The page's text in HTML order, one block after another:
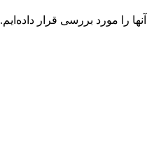
را مورد بررسی قرار داده‌ایم.